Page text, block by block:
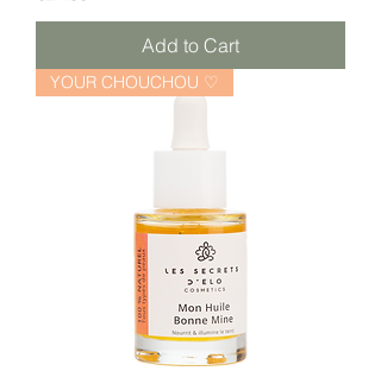
Add to Cart
YOUR CHOUCHOU ♡